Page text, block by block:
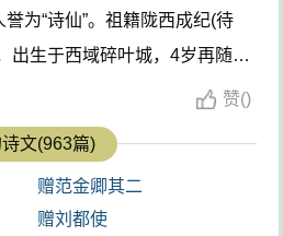
誉为“诗仙”。祖籍陇西成纪(待
出生于西域碎叶城，4岁再随父
存世诗文千余
有《李太白集》传世。762年病
享年61岁。其墓在今安徽当涂，
江油、湖北安陆有纪念馆。 ...
赞()
文(963篇)
赠范金卿其二
赠刘都使